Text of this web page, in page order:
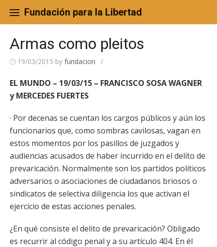
content
Fundación para la Libertad
Armas como pleitos
19/03/2015 by fundacion /
EL MUNDO – 19/03/15 – FRANCISCO SOSA WAGNER
y MERCEDES FUERTES
· Por decenas se cuentan los cargos públicos y aún los
funcionarios que, como sombras cavilosas, vagan en
estos momentos por los pasillos de juzgados y
audiencias acusados de haber incurrido en el delito de
prevaricación. Normalmente son los partidos políticos
adversarios o asociaciones de ciudadanos briosos o
sindicatos de selectiva diligencia los que activan el
ejercicio de estas acciones penales.
¿En qué consiste el delito de prevaricación? Obligado
es recurrir al código penal y a su artículo 404. En él